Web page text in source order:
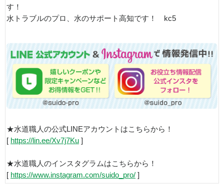
す！
水トラブルのプロ、水のサポート高知です！ kc5
★水道職人の公式LINEアカウントはこちらから！
[ https://lin.ee/Xv7j7Ku ]
★水道職人のインスタグラムはこちらから！
[ https://www.instagram.com/suido_pro/ ]